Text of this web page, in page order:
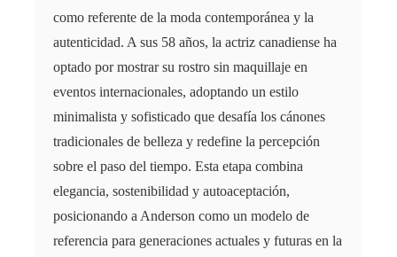
como referente de la moda contemporánea y la
autenticidad. A sus 58 años, la actriz canadiense ha
optado por mostrar su rostro sin maquillaje en
eventos internacionales, adoptando un estilo
minimalista y sofisticado que desafía los cánones
tradicionales de belleza y redefine la percepción
sobre el paso del tiempo. Esta etapa combina
elegancia, sostenibilidad y autoaceptación,
posicionando a Anderson como un modelo de
referencia para generaciones actuales y futuras en la